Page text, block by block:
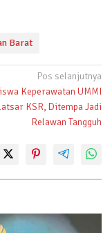
Barat
Pos selanjutnya
Keperawatan UMMI
KSR, Ditempa Jadi
Relawan Tangguh